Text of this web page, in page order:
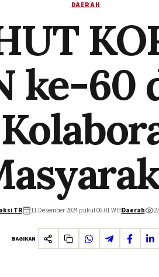
DAERAH
ke-60
TR 11 Desember 2024 pukul 06.01WIBDaerah
BAGIKAN